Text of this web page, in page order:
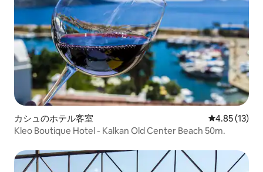
カシュのホテル客室 レビュー13
4.85 (13)
Kleo Boutique Hotel - Kalkan Old Center Beach 50m.